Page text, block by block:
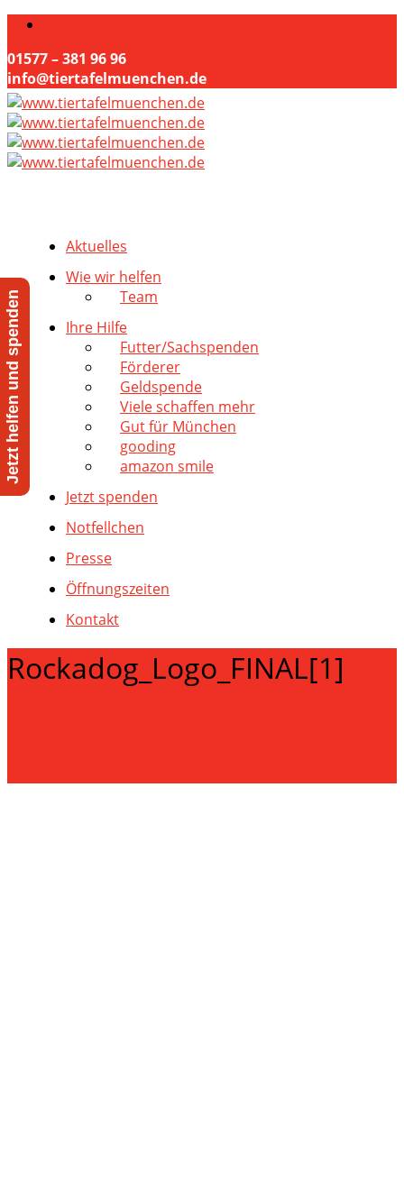
01577 – 381 96 96
info@tiertafelmuenchen.de
Aktuelles
Wie wir helfen
Team
Ihre Hilfe
Futter/Sachspenden
Förderer
Geldspende
Viele schaffen mehr
Gut für München
gooding
amazon smile
Jetzt spenden
Notfellchen
Presse
Öffnungszeiten
Kontakt
Rockadog_Logo_FINAL[1]
Jetzt helfen und spenden